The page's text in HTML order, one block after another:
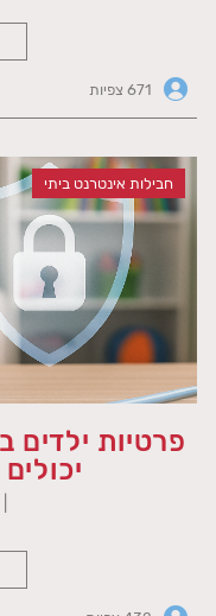
חבילות אינטרנט ביתי
פרטיות ילדים